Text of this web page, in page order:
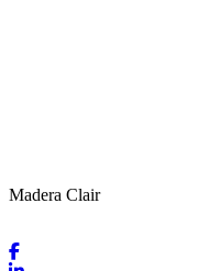
Madera Clair